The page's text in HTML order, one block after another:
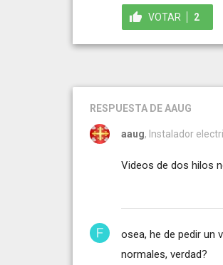
VOTAR 2
RESPUESTA DE AAUG
aaug, Instalador
Videos de dos hilos
osea, he de pedir un
normales, verdad?